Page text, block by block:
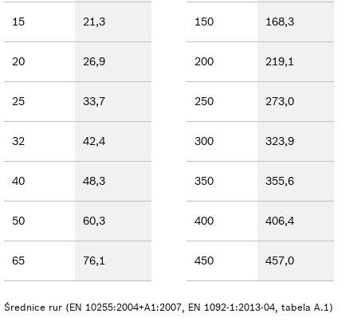
15 21,3 150 168,3
20 26,9 200 219,1
25 33,7 250 273,0
32 42,4 300 323,9
40 48,3 350 355,6
50 60,3 400 406,4
65 76,1 450 457,0
Średnice rur (EN 10255:2004+A1:2007, EN 1092-1:2013-04, tabela A.1)